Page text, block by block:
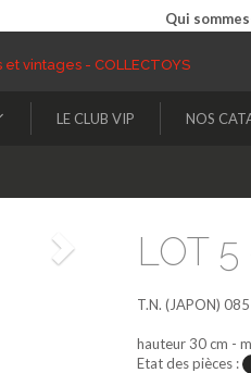
Qui
LE CLUB VIP NOS
Suivant LOT 5
T.N. (JAPON) 085
hauteur 30 cm -
Etat des pièces :